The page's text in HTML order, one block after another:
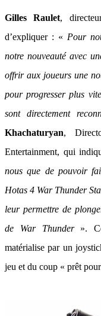
Gilles Raulet,
d’expliquer : « Pour
notre nouveauté avec
offrir aux joueurs une
pour progresser plus
sont directement
Khаchaturyan,
Entertainment, qui
nous que de pouvoir
Hotas 4 War Thunder
leur permettre de
de War Thunder».
matérialise par un
jeu et du coup « prêt